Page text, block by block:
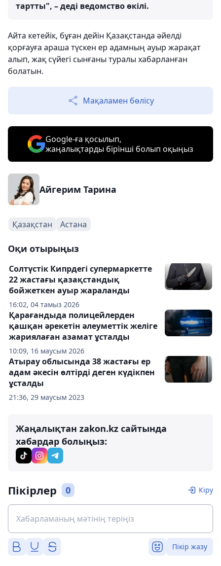
тартты", – деді ведомство өкілі.
Айта кетейік, бұған дейін Қазақстанда әйелді
қорғауға араша түскен ер адамның ауыр жарақат
алып, жақ сүйегі сынғаны туралы хабарланған
болатын.
Мақаламен бөлісу
Google-ға қосылып,
жаңалықтарды бірінші болып оқыңыз
Айгерим Тарина
Қазақстан Астана
Оқи отырыңыз
16:02, 04 тамыз 2026
Солтүстік Кипрдегі супермаркетте
22 жастағы қазақстандық
бойжеткен ауыр жараланды
10:09, 16 маусым 2026
Қарағандыда полицейлерден
қашқан әрекетін әлеуметтік желіге
жариялаған азамат ұсталды
21:36, 29 маусым 2023
Атырау облысында 38 жастағы ер
адам әкесін өлтірді деген күдікпен
ұсталды
Жаңалықтан zakon.kz сайтында
хабардар болыңыз:
Пікірлер 0 Кіру
Пікір жазу